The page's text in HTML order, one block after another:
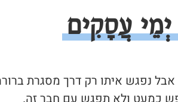
עֲסָקִים
נפגש איתו רק דרך מסגרת